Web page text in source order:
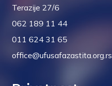
Terazije 27/6
062 189 11 44
011 624 31 65
office@ufusafazastita.org.rs